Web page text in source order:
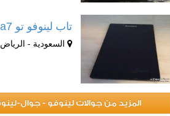
تاب لينوفو تو a7 اسود
السعودية - الرياض
المزيد من جوالات لينوفو - جوال-